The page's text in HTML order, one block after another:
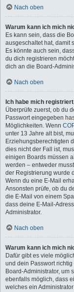
Nach oben
Warum kann ich mich
Es kann sein, dass die
ausgeschaltet hat, damit
Es könnte auch sein,
du dich registrieren
dich an die Board-
Nach oben
Ich habe mich
Überprüfe zuerst, ob du
Passwort eingegeben
Möglichkeiten. Wenn
unter 13 Jahre alt bist,
Erziehungsberechtigten
dies nicht der Fall ist,
einigen Boards müssen
werden – entweder
der Registrierung wurde
Wenn du eine E-Mail
Ansonsten prüfe, ob du
die E-Mail von einem
dass deine E-Mail-
Administrator.
Nach oben
Warum kann ich mich
Dafür gibt es viele
und dein Passwort
Board-Administrator, um
ebenfalls möglich, dass
welches ein